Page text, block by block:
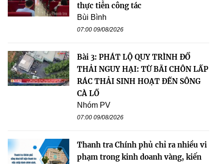
thực tiễn công tác
Bùi Bình
07:00 09/08/2026
Bài 3: PHÁT LỘ QUY TRÌNH ĐỔ
THẢI NGUY HẠI: TỪ BÃI CHÔN LẤP
RÁC THẢI SINH HOẠT ĐẾN SÔNG
CÀ LỒ
Nhóm PV
07:00 09/08/2026
Thanh tra Chính phủ chỉ ra nhiều vi
phạm trong kinh doanh vàng, kiến